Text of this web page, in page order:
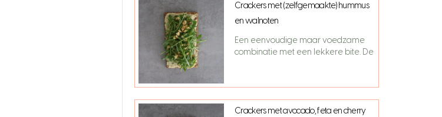
Crackers met (zelfgemaakte) hummus
en walnoten
Een eenvoudige maar voedzame
combinatie met een lekkere bite. De
Crackers met avocado, feta en cherry